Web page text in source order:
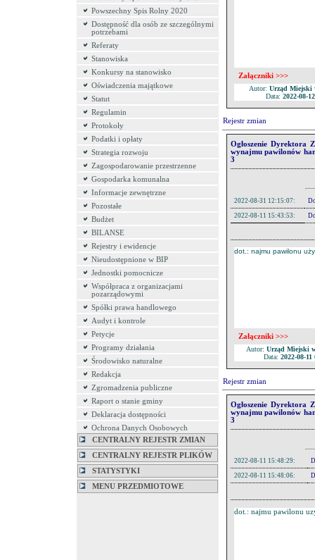
Powszechny Spis Rolny 2020
Dostępność dla osób ze szczególnymi
potrzebami
Referaty
Stanowiska
Konkursy na stanowisko
Oświadczenia majątkowe
Statut
Regulamin
Protokoły
Podatki i opłaty
Strategia rozwoju
Zagospodarowanie przestrzenne
Gospodarka komunalna
Informacje zewnętrzne
Pozostałe
Budżet
BILANSE
Rejestry i ewidencje
Nieudostępnione w BIP
Jednostki pomocnicze
Współpraca z organizacjami
pozarządowymi
Spółki prawa handlowego
Audyt i kontrole
Petycje
Programy działania
Środowisko naturalne
Redakcja
Zgromadzenia publiczne
Raport o stanie gminy
Deklaracja dostępności
Ochrona Danych Osobowych
CENTRALNY REJESTR ZMIAN
CENTRALNY REJESTR PLIKÓW
STATYSTYKI
MENU PRZEDMIOTOWE
Załączniki >>>
14. Informacja o
Autor: Urząd Miejski
Data: 2022-08-
Rejestr zmian
Ogłoszenie Dyrektora
wynajmu pawilonów
3
2022-08-31 12:15:07:
2022-08-11 15:43:53:
2022-08-11 15:43:34:
dot.: najmu pawilonu
Załączniki >>>
4.
Komunikat
Autor: Urząd Miejski
Data: 2022-08-11
Rejestr zmian
Ogłoszenie Dyrektora
wynajmu pawilonów
3
2022-08-11 15:48:29:
2022-08-11 15:48:06:
dot.: najmu pawilonu